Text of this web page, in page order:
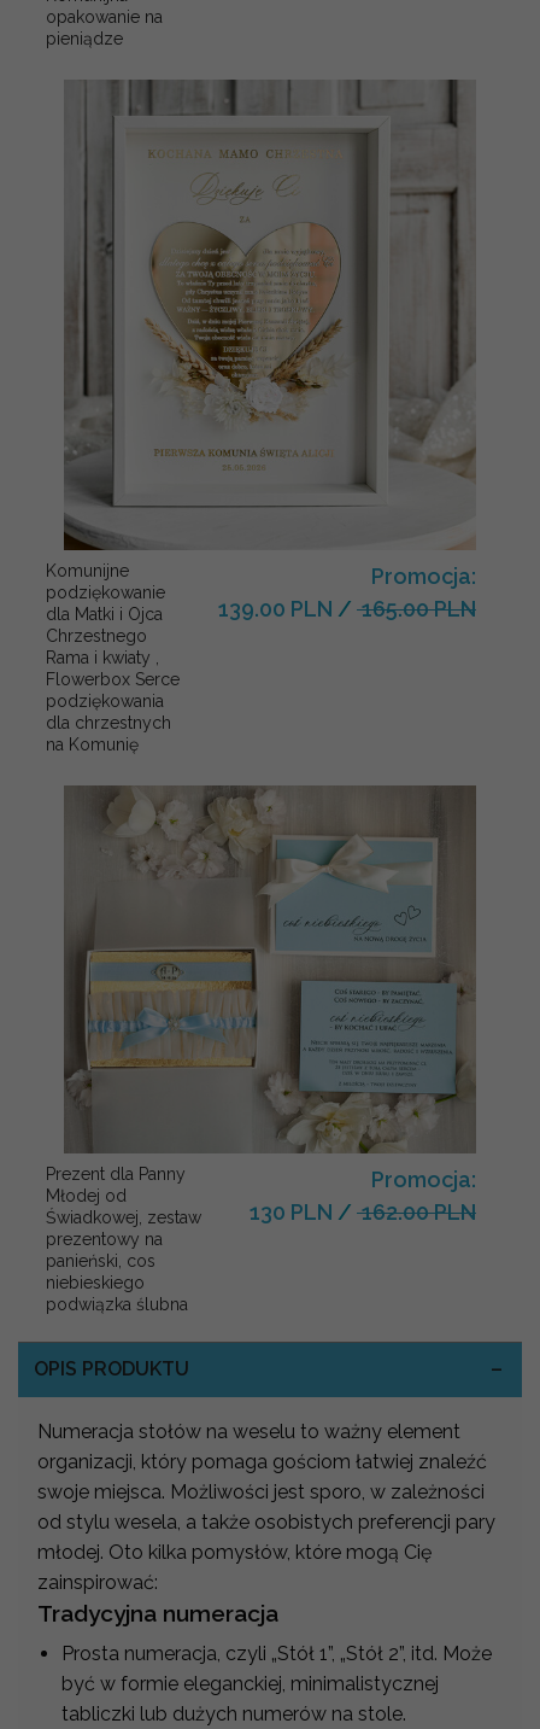
opakowanie na
pieniądze
Komunijne
podziękowanie
dla Matki i Ojca
Chrzestnego
Rama i kwiaty ,
Flowerbox Serce
podziękowania
dla chrzestnych
na Komunię
Promocja:
139.00 PLN / 165.00 PLN
Prezent dla Panny
Młodej od
Świadkowej, zestaw
prezentowy na
panieński, cos
niebieskiego
podwiązka ślubna
Promocja:
130 PLN / 162.00 PLN
OPIS PRODUKTU
Numeracja stołów na weselu to ważny element
organizacji, który pomaga gościom łatwiej znaleźć
swoje miejsca. Możliwości jest sporo, w zależności
od stylu wesela, a także osobistych preferencji pary
młodej. Oto kilka pomysłów, które mogą Cię
zainspirować:
Tradycyjna numeracja
Prosta numeracja, czyli „Stół 1”, „Stół 2”, itd. Może
być w formie eleganckiej, minimalistycznej
tabliczki lub dużych numerów na stole.